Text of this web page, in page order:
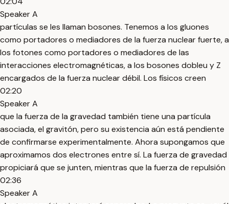
Speaker A
partículas se les llaman bosones. Tenemos a los gluones
como portadores o mediadores de la fuerza nuclear fuerte, a
los fotones como portadores o mediadores de las
interacciones electromagnéticas, a los bosones dobleu y Z
encargados de la fuerza nuclear débil. Los físicos creen
02:20
Speaker A
que la fuerza de la gravedad también tiene una partícula
asociada, el gravitón, pero su existencia aún está pendiente
de confirmarse experimentalmente. Ahora supongamos que
aproximamos dos electrones entre sí. La fuerza de gravedad
propiciará que se junten, mientras que la fuerza de repulsión
02:36
Speaker A